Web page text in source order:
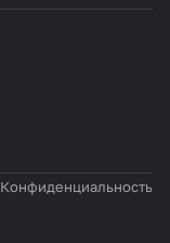
Конфиденциальность